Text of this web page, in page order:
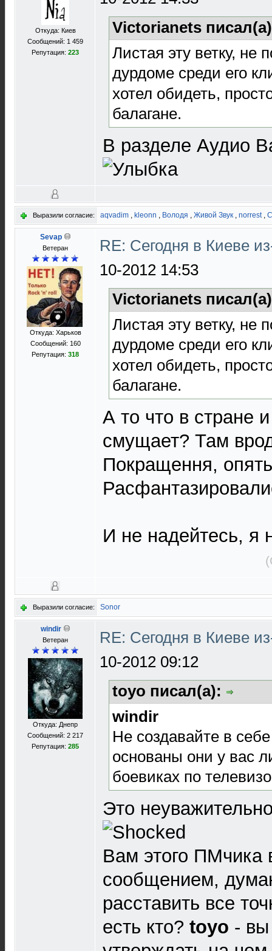
Откуда: Киев
Сообщений: 1 459
Репутация: 223
Victorianets
Листая эту ветку, не
дурдоме среди его
хотел обидеть,
балагане.
В разделе Аудио
Выразили согласие: aqvadim , kleonn , Володя , Живой Звук , norrest,
Sevap
Ветеран
Откуда: Харьков
Сообщений: 160
Репутация: 318
RE: Сегодня в Киеве
10-2012 14:53
Victorianets
Листая эту ветку, не
дурдоме среди его
хотел обидеть,
балагане.
А то что в стране
смущает? Там
Покращення,
И не надейтесь, я
Выразили согласие: Sonor
windir
Ветеран
Откуда: Днепр
Сообщений: 2 217
Репутация: 285
RE: Сегодня в Киеве
10-2012 09:12
toyo писал(а):
windir
Не создавайте в
основаны они у вас
боевиках по
Это
Вам этого ПМчика
сообщением,
расставить все
есть кто? toyo - вы